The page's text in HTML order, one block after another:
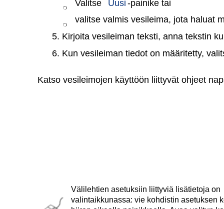
❍ Valitse Uusi -painike tai
❍
valitse valmis vesileima, jota haluat
5. Kirjoita vesileiman teksti, anna tekstin
6. Kun vesileiman tiedot on määritetty,
Katso vesileimojen käyttöön liittyvät ohjeet
Välilehtien asetuksiin liittyviä lisätietoja on
valintaikkunassa: vie kohdistin asetuksen